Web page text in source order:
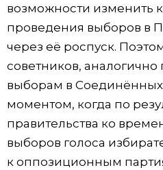
возможности изменить
проведения выборов в
через её роспуск.
советников,
выборам в Соединённых
моментом, когда по
правительства ко
выборов голоса
к оппозиционным